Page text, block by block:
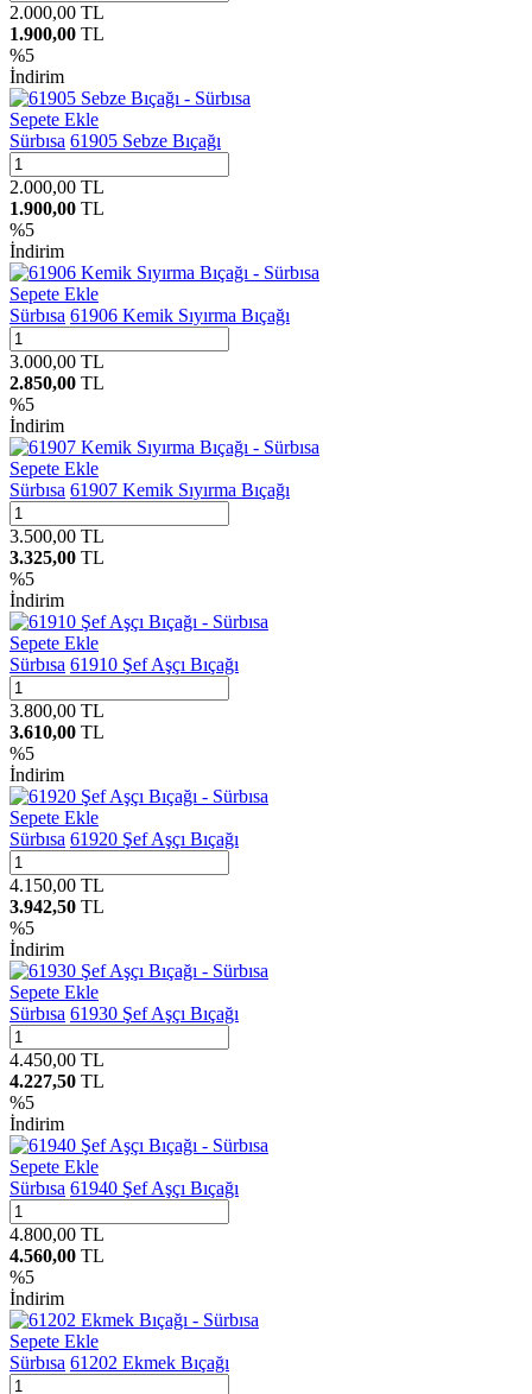
2.000,00 TL
1.900,00 TL
%5
İndirim
Sepete Ekle
Sürbısa 61905 Sebze Bıçağı
2.000,00 TL
1.900,00 TL
%5
İndirim
Sepete Ekle
Sürbısa 61906 Kemik Sıyırma Bıçağı
3.000,00 TL
2.850,00 TL
%5
İndirim
Sepete Ekle
Sürbısa 61907 Kemik Sıyırma Bıçağı
3.500,00 TL
3.325,00 TL
%5
İndirim
Sepete Ekle
Sürbısa 61910 Şef Aşçı Bıçağı
3.800,00 TL
3.610,00 TL
%5
İndirim
Sepete Ekle
Sürbısa 61920 Şef Aşçı Bıçağı
4.150,00 TL
3.942,50 TL
%5
İndirim
Sepete Ekle
Sürbısa 61930 Şef Aşçı Bıçağı
4.450,00 TL
4.227,50 TL
%5
İndirim
Sepete Ekle
Sürbısa 61940 Şef Aşçı Bıçağı
4.800,00 TL
4.560,00 TL
%5
İndirim
Sepete Ekle
Sürbısa 61202 Ekmek Bıçağı